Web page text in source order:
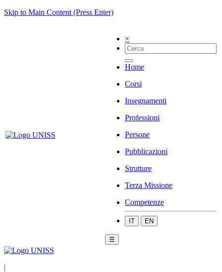
Skip to Main Content (Press Enter)
×
Home
Corsi
Insegnamenti
Professioni
Persone
Pubblicazioni
Strutture
Terza Missione
Competenze
IT EN
☰
|